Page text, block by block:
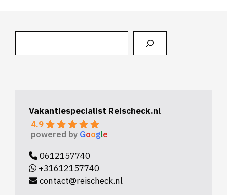
Vakantiespecialist Reischeck.nl
4.9
powered by Google
0612157740
+31612157740
contact@reischeck.nl